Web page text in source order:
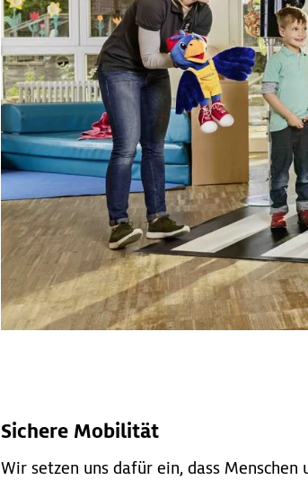
Sichere Mobilität
Wir setzen uns dafür ein, dass Menschen